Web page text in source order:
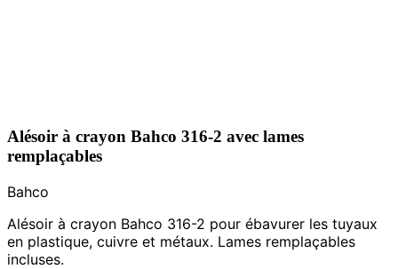
Alésoir à crayon Bahco 316-2 avec lames
remplaçables
Bahco
Alésoir à crayon Bahco 316-2 pour ébavurer les tuyaux
en plastique, cuivre et métaux. Lames remplaçables
incluses.